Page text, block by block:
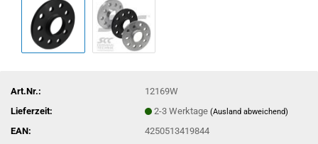
Art.Nr.:
12169W
Lieferzeit:
2-3 Werktage(Ausland abweichend)
EAN:
4250513419844